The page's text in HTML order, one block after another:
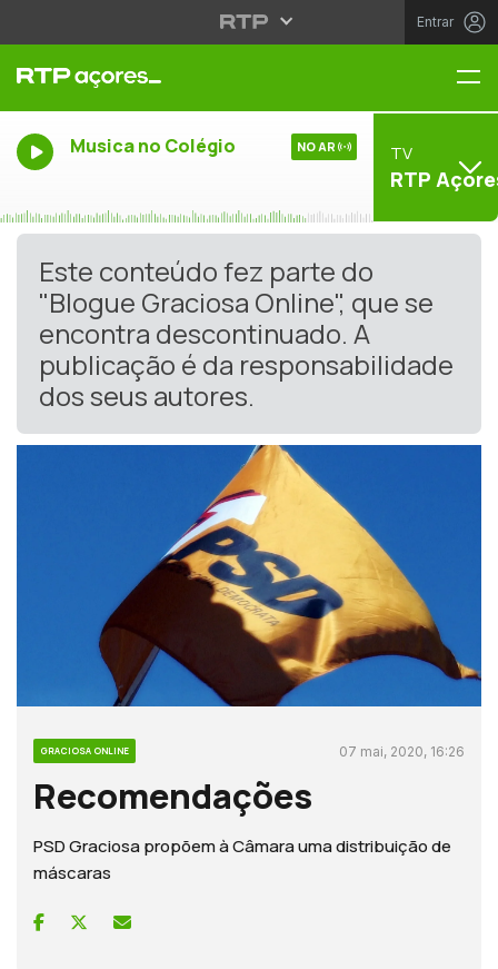
Entrar
Musica no Colégio NO AR TV
RTP
Este conteúdo fez parte do
"Blogue Graciosa Online", que se
encontra descontinuado. A
publicação é da responsabilidade
dos seus autores.
GRACIOSA ONLINE 07 mai, 2020, 16:26
Recomendações
PSD Graciosa propõem à Câmara uma distribuição de
máscaras